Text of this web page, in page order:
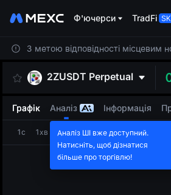
Ф'ючерси TradFi
З метою відповідності місцевим
2ZUSDT Perpetual
Графік Аналіз Інформація
1с 1хв 5хв 15хв 1г 4г 1дн
Аналіз ШІ вже доступний.
Натисніть, щоб дізнатися
більше про торгівлю!